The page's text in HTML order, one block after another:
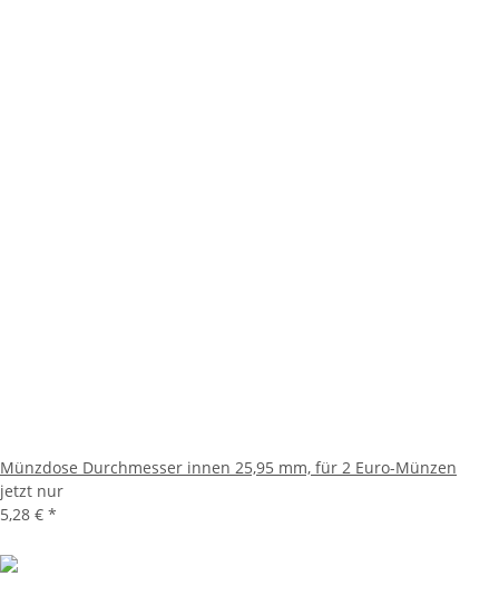
Münzdose Durchmesser innen 25,95 mm, für 2 Euro-Münzen
jetzt nur
5,28 € *